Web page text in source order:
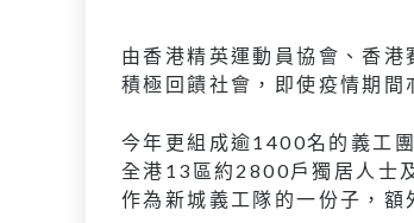
由香港精英運動員協會、香
積極回饋社會，即使疫情期間
今年更組成逾1400名的義工
全港13區約2800戶獨居人士
作為新城義工隊的一份子，額